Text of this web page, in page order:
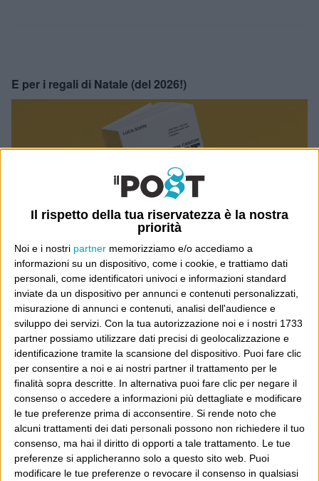
Il rispetto della tua riservatezza è la nostra
priorità
Noi e i nostri partner memorizziamo e/o accediamo a
informazioni su un dispositivo, come i cookie, e trattiamo dati
personali, come identificatori univoci e informazioni standard
inviate da un dispositivo per annunci e contenuti personalizzati,
misurazione di annunci e contenuti, analisi dell'audience e
sviluppo dei servizi. Con la tua autorizzazione noi e i nostri 1733
partner possiamo utilizzare dati precisi di geolocalizzazione e
identificazione tramite la scansione del dispositivo. Puoi fare clic
per consentire a noi e ai nostri partner il trattamento per le
finalità sopra descritte. In alternativa puoi fare clic per negare il
consenso o accedere a informazioni più dettagliate e modificare
le tue preferenze prima di acconsentire. Si rende noto che
alcuni trattamenti dei dati personali possono non richiedere il tuo
consenso, ma hai il diritto di opporti a tale trattamento. Le tue
preferenze si applicheranno solo a questo sito web. Puoi
modificare le tue preferenze o revocare il consenso in qualsiasi
E per i regali di Natale (del 2026!)